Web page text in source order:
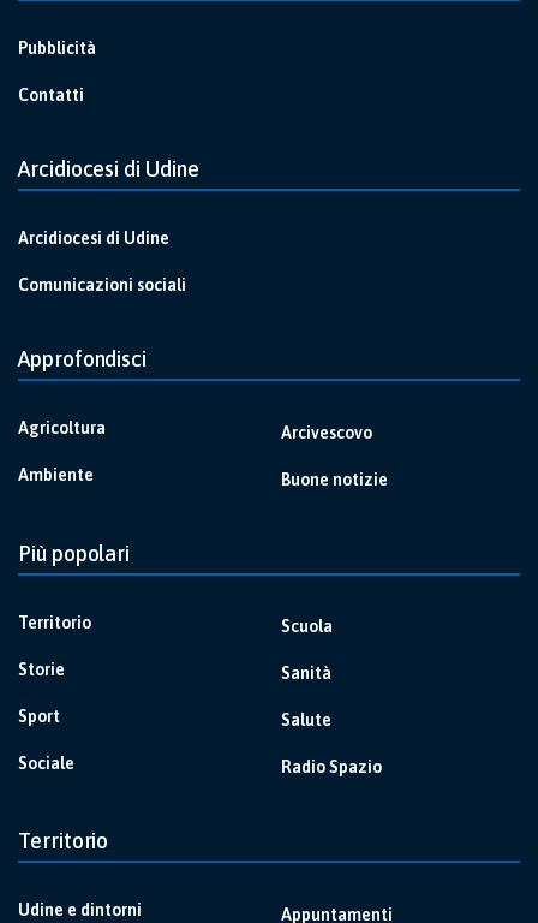
Pubblicità
Contatti
Arcidiocesi di Udine
Arcidiocesi di Udine
Comunicazioni sociali
Approfondisci
Agricoltura
Ambiente
Arcivescovo
Buone notizie
Più popolari
Territorio
Storie
Sport
Sociale
Scuola
Sanità
Salute
Radio Spazio
Territorio
Udine e dintorni Appuntamenti